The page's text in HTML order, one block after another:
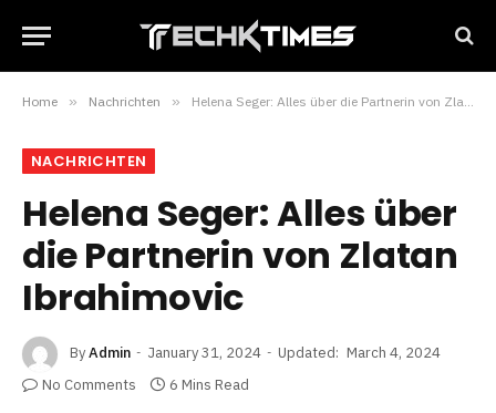
Home » Nachrichten » Helena Seger: Alles über die Partnerin von Zlatan Ibrahimovic
NACHRICHTEN
Helena Seger: Alles über
die Partnerin von Zlatan
Ibrahimovic
ByAdmin January 31, 2024 Updated: March 4, 2024
No Comments
6 Mins Read